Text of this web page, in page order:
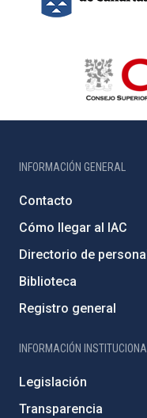
INFORMACIÓN GENERAL
Contacto
Cómo llegar al IAC
Directorio de personal
Biblioteca
Registro general
INFORMACIÓN INSTITUCIONAL
Legislación
Transparencia